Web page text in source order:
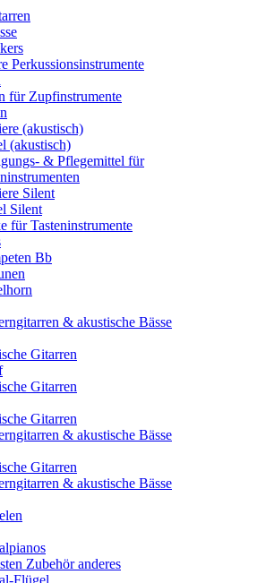
Perkussionsinstrumente
für Zupfinstrumente
(akustisch)
(akustisch)
& Pflegemittel für
Silent
Silent
für Tasteninstrumente
Bb
& akustische Bässe
Gitarren
Gitarren
Gitarren
& akustische Bässe
Gitarren
& akustische Bässe
Zubehör anderes
Flügel